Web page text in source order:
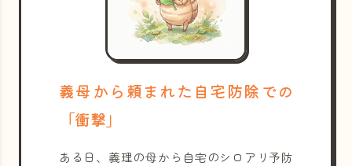
義母から頼まれた自宅防除での
「衝撃」
ある日、義理の母から自宅のシロアリ予防